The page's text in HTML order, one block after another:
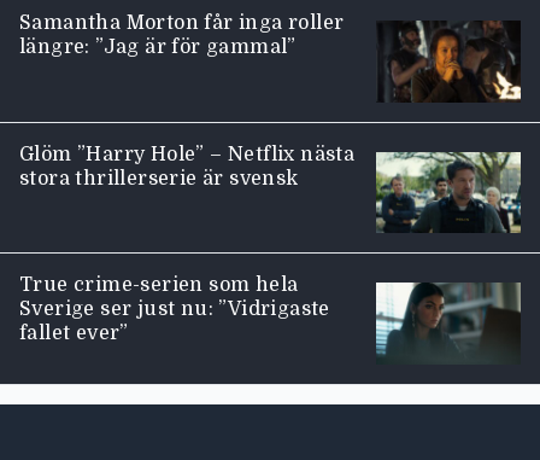
Samantha Morton får inga roller
längre: ”Jag är för gammal”
Glöm ”Harry Hole” – Netflix nästa
stora thrillerserie är svensk
True crime-serien som hela
Sverige ser just nu: ”Vidrigaste
fallet ever”